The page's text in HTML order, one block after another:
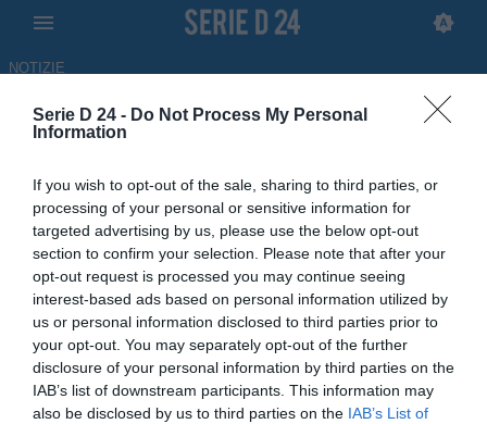
Serie D 24 - Do Not Process My Personal
Information
If you wish to opt-out of the sale, sharing to third parties, or
processing of your personal or sensitive information for
targeted advertising by us, please use the below opt-out
section to confirm your selection. Please note that after your
opt-out request is processed you may continue seeing
interest-based ads based on personal information utilized by
us or personal information disclosed to third parties prior to
your opt-out. You may separately opt-out of the further
disclosure of your personal information by third parties on the
IAB’s list of downstream participants. This information may
also be disclosed by us to third parties on the IAB’s List of
NOTIZIE
ChievoVerona, interesse per
Eneo Gjonaj: la situazione
sull'attaccante della Folgore
Caratese
22.05.2026 09:26 di Redazione
Dopo la vittoria della Serie D, Eneo Gjonaj sarebbe in uscita dalla
Folgore Caratese: su di lui diversi club di D, ma soprattutto il
ChievoVerona